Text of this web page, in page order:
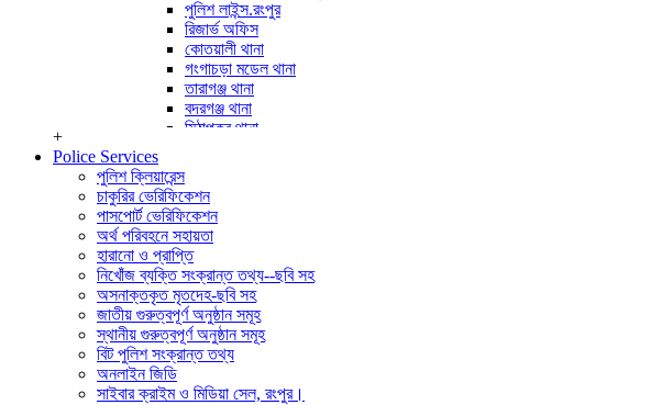
পুলিশ লাইন্স.রংপুর
রিজার্ভ অফিস
কোতয়ালী থানা
গংগাচড়া মডেল থানা
তারাগঞ্জ থানা
বদরগঞ্জ থানা
মিঠাপুকুর থানা
পীরগাছা থানা
ভেন্ডাবাড়ী তদন্ত কেন্দ্র
বৈরাতিহাট তদন্ত কেন্দ্র
সিডিএমএস শাখা
পুলিশ ক্লিয়ারেন্স অ্যান্ড মিডিয়া সেল।
সাইবার ক্রাইম এন্ড মিডিয়া সেল, রংপুর।
পুলিশ হাসপাতাল,রংপুর
মোটরযান শাখা
রেশন ষ্টোর
অফিস সেকশন
হিসাব শাখা,রংপুর
+
Police Services
পুলিশ ক্লিয়ারেন্স
চাকুরির ভেরিফিকেশন
পাসপোর্ট ভেরিফিকেশন
অর্থ পরিবহনে সহায়তা
হারানো ও প্রাপ্তি
নিখোঁজ ব্যক্তি সংক্রান্ত তথ্য--ছবি সহ
অসনাক্তকৃত মৃতদেহ-ছবি সহ
জাতীয় গুরুত্বপূর্ণ অনুষ্ঠান সমূহ
স্থানীয় গুরুত্বপূর্ণ অনুষ্ঠান সমূহ
বিট পুলিশ সংক্রান্ত তথ্য
অনলাইন জিডি
সাইবার ক্রাইম ও মিডিয়া সেল, রংপুর।